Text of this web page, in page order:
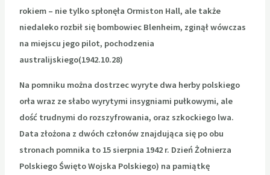
rokiem – nie tylko spłonęła Ormiston Hall, ale także
niedaleko rozbił się bombowiec Blenheim, zginął wówczas
na miejscu jego pilot, pochodzenia
australijskiego(1942.10.28)
Na pomniku można dostrzec wyryte dwa herby polskiego
orła wraz ze słabo wyrytymi insygniami pułkowymi, ale
dość trudnymi do rozszyfrowania, oraz szkockiego lwa.
Data złożona z dwóch członów znajdująca się po obu
stronach pomnika to 15 sierpnia 1942 r. Dzień Żołnierza
Polskiego Święto Wojska Polskiego) na pamiątkę